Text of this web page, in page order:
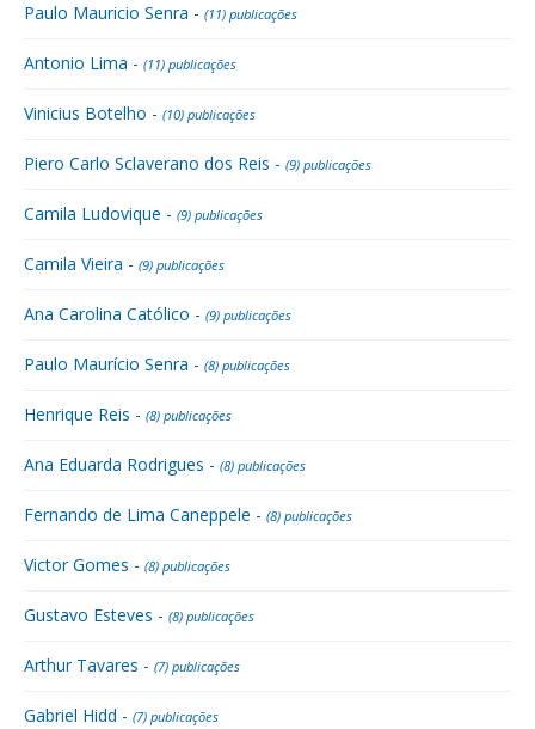
Paulo Mauricio Senra - (11) publicações
Antonio Lima - (11) publicações
Vinicius Botelho - (10) publicações
Piero Carlo Sclaverano dos Reis - (9) publicações
Camila Ludovique - (9) publicações
Camila Vieira - (9) publicações
Ana Carolina Católico - (9) publicações
Paulo Maurício Senra - (8) publicações
Henrique Reis - (8) publicações
Ana Eduarda Rodrigues - (8) publicações
Fernando de Lima Caneppele - (8) publicações
Victor Gomes - (8) publicações
Gustavo Esteves - (8) publicações
Arthur Tavares - (7) publicações
Gabriel Hidd - (7) publicações